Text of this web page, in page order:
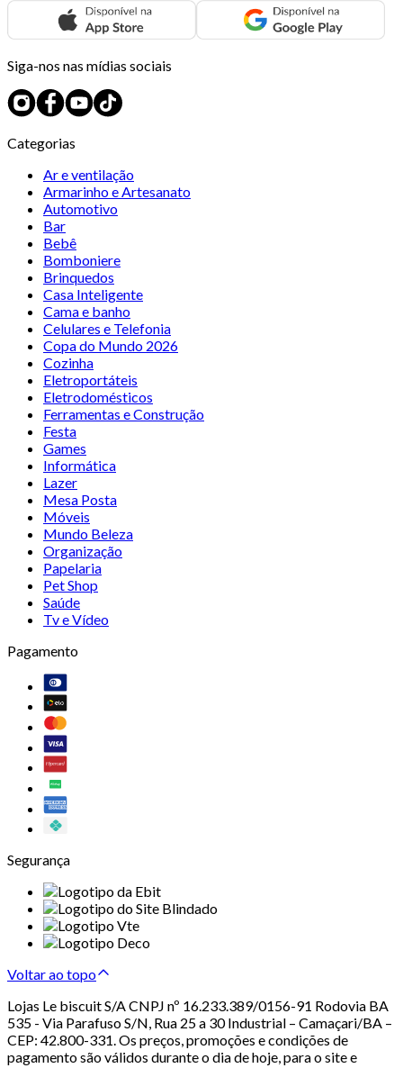
Siga-nos nas mídias sociais
Categorias
Ar e ventilação
Armarinho e Artesanato
Automotivo
Bar
Bebê
Bomboniere
Brinquedos
Casa Inteligente
Cama e banho
Celulares e Telefonia
Copa do Mundo 2026
Cozinha
Eletroportáteis
Eletrodomésticos
Ferramentas e Construção
Festa
Games
Informática
Lazer
Mesa Posta
Móveis
Mundo Beleza
Organização
Papelaria
Pet Shop
Saúde
Tv e Vídeo
Pagamento
Segurança
Voltar ao topo
Lojas Le biscuit S/A CNPJ nº 16.233.389/0156-91 Rodovia BA
535 - Via Parafuso S/N, Rua 25 a 30 Industrial – Camaçari/BA –
CEP: 42.800-331. Os preços, promoções e condições de
pagamento são válidos durante o dia de hoje, para o site e